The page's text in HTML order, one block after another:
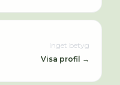
Inget betyg
Visa profil →